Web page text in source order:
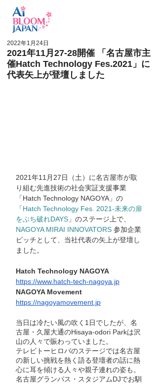
2021年11月27-28開催 「名古屋市主
催Hatch Technology Fes.2021」に
代表矢上が登壇しました
2022年1月24日
2021年11月27日（土）に名古屋市が取
り組む先進技術の社会実証支援事業
「Hatch Technology NAGOYA」の
「Hatch Technology Fes. 2021-未来の扉
をぶち破れDAYS 」のステージ上で、
NAGOYA MIRAI INNOVATORS 参加企業
ピッチとして、当社代表の矢上が登壇し
ました。
Hatch Technology NAGOYA
https://www.hatch-tech-nagoya.jp
NAGOYA Movement
https://nagoyamovement.jp
当日は冷たい風の吹く1日でしたが、名
古屋・久屋大通のHisaya-odori Parkは沢
山の人々で賑わっていました。
テレビトーヒロバのステージでは名古屋
の新しい挑戦を熱く語る登壇者の話に熱
心に耳を傾ける人々や親子連れの姿も。
名古屋グランパス・スタジアムDJでお馴